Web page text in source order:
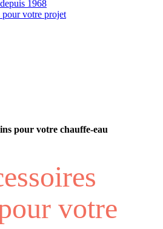
1968
pour votre projet
pour votre chauffe-eau
votre